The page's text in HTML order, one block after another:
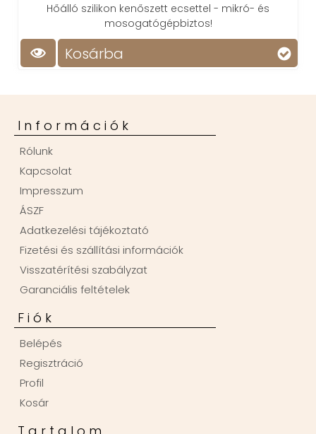
Hőálló szilikon kenőszett ecsettel - mikró- és
mosogatógépbiztos!
Kosárba
Információk
Rólunk
Kapcsolat
Impresszum
ÁSZF
Adatkezelési tájékoztató
Fizetési és szállítási információk
Visszatérítési szabályzat
Garanciális feltételek
Fiók
Belépés
Regisztráció
Profil
Kosár